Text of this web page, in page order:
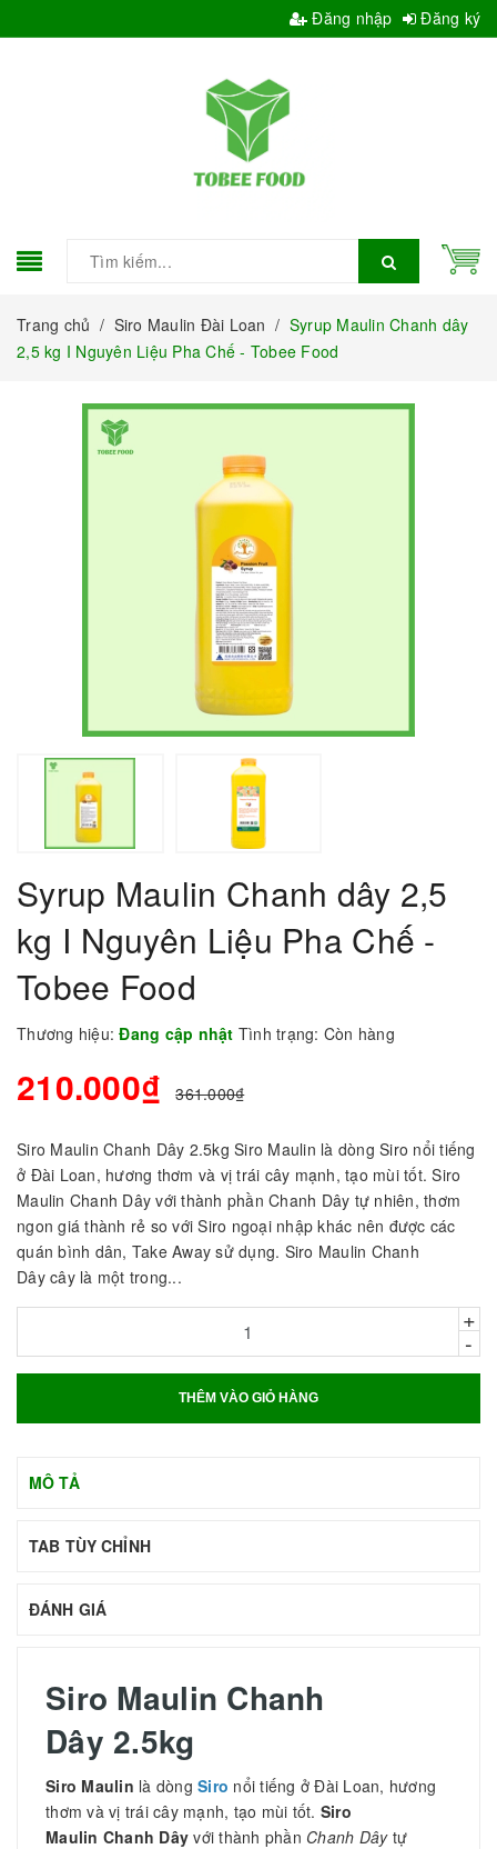
Đăng nhập Đăng ký
Trang chủ / Siro Maulin Đài Loan / Syrup Maulin Chanh dây
2,5 kg I Nguyên Liệu Pha Chế - Tobee Food
Syrup Maulin Chanh dây 2,5
kg I Nguyên Liệu Pha Chế -
Tobee Food
Thương hiệu: Đang cập nhật Tình trạng: Còn hàng
210.000₫ 361.000₫
Siro Maulin Chanh Dây 2.5kg Siro Maulin là dòng Siro nổi tiếng
ở Đài Loan, hương thơm và vị trái cây mạnh, tạo mùi tốt. Siro
Maulin Chanh Dây với thành phần Chanh Dây tự nhiên, thơm
ngon giá thành rẻ so với Siro ngoại nhập khác nên được các
quán bình dân, Take Away sử dụng. Siro Maulin Chanh
Dây cây là một trong...
+
-
THÊM VÀO GIỎ HÀNG
MÔ TẢ
TAB TÙY CHỈNH
ĐÁNH GIÁ
Siro Maulin Chanh
Dây 2.5kg
Siro Maulin là dòng Siro nổi tiếng ở Đài Loan, hương
thơm và vị trái cây mạnh, tạo mùi tốt. Siro
Maulin Chanh Dây với thành phần Chanh Dâytự